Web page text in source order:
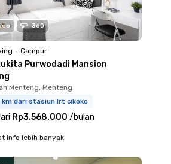
360
• Campur
Purwodadi Mansion
Menteng, Menteng
km dari stasiun lrt cikoko
Rp3.568.000 /bulan
info lebih banyak